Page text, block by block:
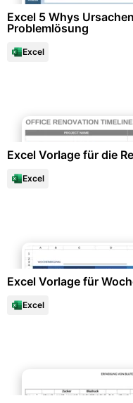
Excel 5 Whys
Problemlösung
Excel
Excel Vorlage für die
Excel
Excel Vorlage für
Excel